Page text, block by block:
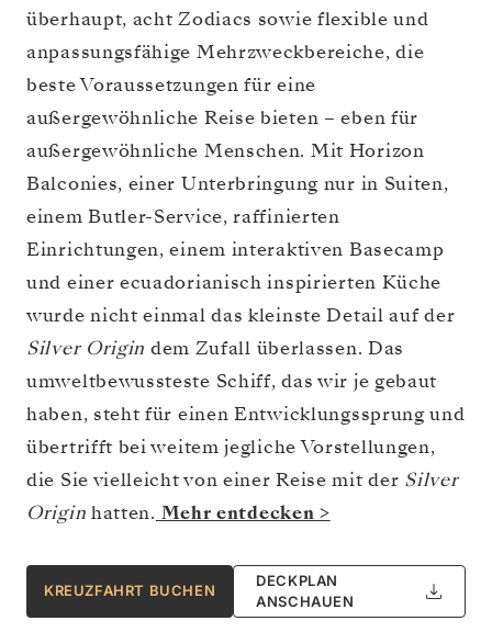
überhaupt, acht Zodiacs sowie flexible und
anpassungsfähige Mehrzweckbereiche, die
beste Voraussetzungen für eine
außergewöhnliche Reise bieten – eben für
außergewöhnliche Menschen. Mit Horizon
Balconies, einer Unterbringung nur in Suiten,
einem Butler-Service, raffinierten
Einrichtungen, einem interaktiven Basecamp
und einer ecuadorianisch inspirierten Küche
wurde nicht einmal das kleinste Detail auf der
Silver Origin dem Zufall überlassen. Das
umweltbewussteste Schiff, das wir je gebaut
haben, steht für einen Entwicklungssprung und
übertrifft bei weitem jegliche Vorstellungen,
die Sie vielleicht von einer Reise mit der Silver
Origin hatten. Mehr entdecken >
KREUZFAHRT BUCHEN
DECKPLAN
ANSCHAUEN